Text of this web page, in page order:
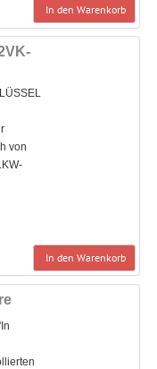
In den Warenkorb
von
In den Warenkorb